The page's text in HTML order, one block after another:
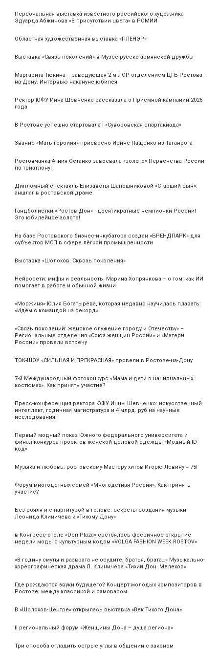
Персональная выставка известного российского художника
Эдуарда Абжинова «В присутствии цвета» в РОМИИ
Областная художественная выставка «ПЛЕНЭР»
Выставка «Связь поколений» в Музее русско-армянской дружбы
Маргарита Тюкина – заведующая 2-м ЛОР-отделением ЦГБ Ростова-
на-Дону. Интервью накануне юбилея
Ректор ЮФУ Инна Шевченко рассказала о Приемной кампании 2026
года
В Ростове успешно стартовала I «Суворовская спартакиада»
Звание «Мать‑героиня» присвоено Ирине Пащенко из Таганрога
Ростовчанка Агния Останко завоевала «золото» Первенства России
по триатлону!
Дипломный спектакль Елизаветы Шапошниковой «Старший сын»:
аншлаг в ростовской драме
Гандболистки «Ростов-Дон» - десятикратные чемпионки России!
Это юбилейное золото!
На базе Ростовского бизнес-инкубатора создан «БРЕНДПАРК» для
субъектов МСП в сфере лёгкой промышленности
Выставка «Шолохов. Сквозь поколения»
Нейросети: мифы и реальность. Марина Хопрячкова – о том, как ИИ
помогает в работе и обычной жизни
«Моржиня» Юлия Богатырёва, которая недавно научилась плавать:
«Идём с командой на рекорд»
«Связь поколений: женское служение городу и Отечеству» –
Региональные отделения «Союз женщин России» и «Матери
России» провели встречу
ТОК-ШОУ «СИЛЬНАЯ И ПРЕКРАСНАЯ» провели в Ростове-на-Дону
7-й Международный фотоконкурс «Мама и дети в национальных
костюмах». Как принять участие?
Пресс-конференция ректора ЮФУ Инны Шевченко: искусственный
интеллект, годичная магистратура и 4 млрд. руб на научные
исследования!
Первый модный показ Южного федерального университета и
финал конкурса проектов женской деловой одежды «Модный ID-
код»
Музыка и любовь: ростовскому Мастеру хитов Игорю Левину ‒ 75!
Форум многодетных семей «Многодетная Россия». Как принять
участие?
Без рояля и с партитурой в голове: секреты создания музыки
Леонида Клиничева к «Тихому Дону»
в Конгресс-отеле «Don Plaza» состоялось фееричное открытие
недели моды с культурным кодом «VOLGA FASHION WEEK ROSTOV»
«В годину смуты и разврата не осудите, братья, брата…» Музыкально-
хореографическая драма Л. Клиничева «Тихий Дон. Мелехов»
Где рождаются звуки будущего? Концерт молодых композиторов в
Ростове: между классикой и самоваром.
В «Шолохов-Центре» открылась выставка «Век Тихого Дона»
II региональный форум «Женщины Дона – душа региона»
Три способа сгладить острые углы в общении с законом